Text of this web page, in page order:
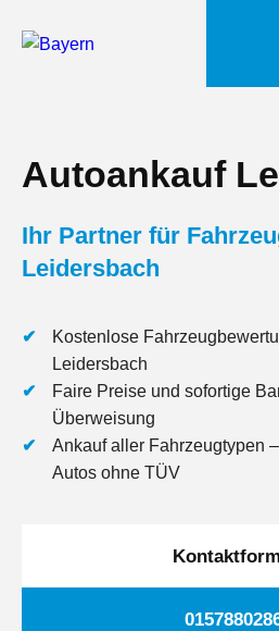
Autoankauf
Ihr Partner für
Leidersbach
Kostenlose
Leidersbach
Faire Preise und sofortige
Überweisung
Ankauf aller Fahrzeugtypen
Autos ohne TÜV